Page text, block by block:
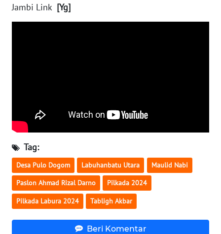
Jambi Link [Yg]
Tag:
Desa Pulo Dogom Labuhanbatu Utara Maulid Nabi
Paslon Ahmad Rizal Darno Pilkada 2024
Pilkada Labura 2024 Tabligh Akbar
Beri Komentar
WN
WN
JATENG
WN